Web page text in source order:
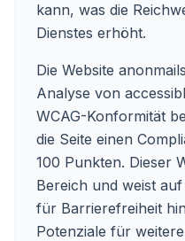
kann, was die
Dienstes erhöht.
Die Website
Analyse von
WCAG-Konformität
die Seite einen
100 Punkten. Dieser
Bereich und weist
für Barrierefreiheit
Potenziale für